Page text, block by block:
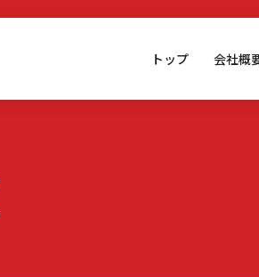
トップ 会社概